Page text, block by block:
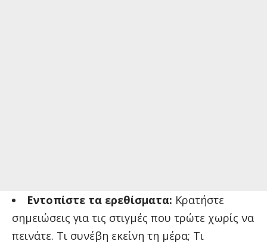
Εντοπίστε τα ερεθίσματα: Κρατήστε
σημειώσεις για τις στιγμές που τρώτε χωρίς να
πεινάτε. Τι συνέβη εκείνη τη μέρα; Τι